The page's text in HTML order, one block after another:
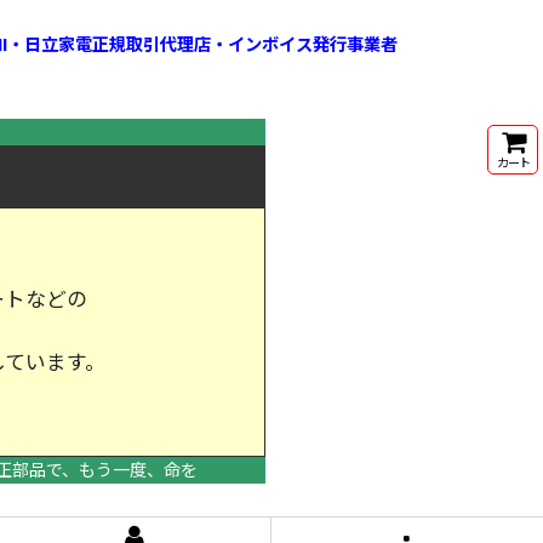
日立家電正規取引代理店・インボイス発行事業者
などの
います。
ます。
品で、もう一度、命を
カート